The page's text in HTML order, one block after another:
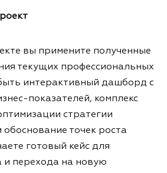
вы примените полученные
текущих профессиональных
интерактивный дашборд с
показателей, комплекс
стратегии
обоснование точек роста
готовый кейс для
и перехода на новую